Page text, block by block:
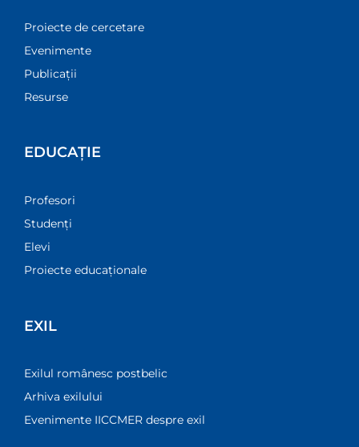
Proiecte de cercetare
Evenimente
Publicații
Resurse
EDUCAȚIE
Profesori
Studenți
Elevi
Proiecte educaționale
EXIL
Exilul românesc postbelic
Arhiva exilului
Evenimente IICCMER despre exil